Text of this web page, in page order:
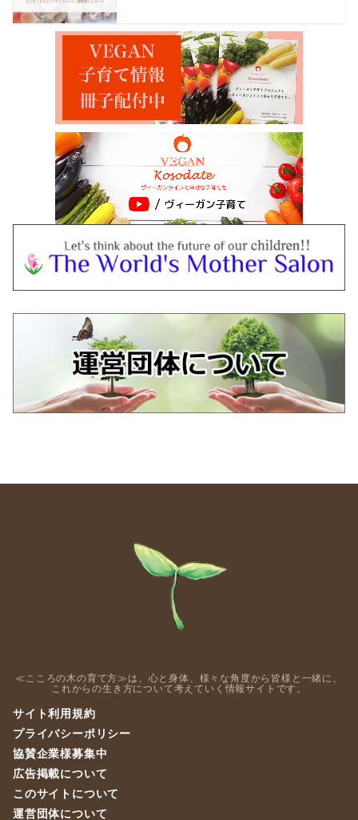
≪こころの木の育て方≫は、心と身体、様々な角度から皆様と一緒に、
これからの生き方について考えていく情報サイトです。
サイト利用規約
プライバシーポリシー
協賛企業様募集中
広告掲載について
このサイトについて
運営団体について